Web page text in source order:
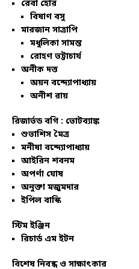
রেবা হোর
বিষাণ বসু
মারজান সাত্রাপি
মধুলিকা সামন্ত
রোহণ ভট্টাচার্য
অনীক দত্ত
অয়ন বন্দ্যোপাধ্যায়
অনীশ রায়
রিজার্ভড বগি : ভোটব্যাঙ্ক
শুভাশিস মৈত্র
মনীষা বন্দ্যোপাধ্যায়
আইরিন শবনম
অপর্ণা ঘোষ
অনুক্তা মজুমদার
ইপিল বাস্কি
স্টিম ইঞ্জিন
রিচার্ড এম ইটন
বিশেষ নিবন্ধ ও সাক্ষাৎকার